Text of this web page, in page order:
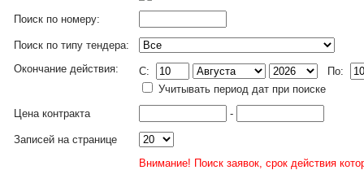
Поиск по номеру:
Поиск по типу тендера:
Окончание действия:
C:
По:
Учитывать период дат при поиске
Цена контракта
-
Записей на странице
Внимание! Поиск заявок, срок действия